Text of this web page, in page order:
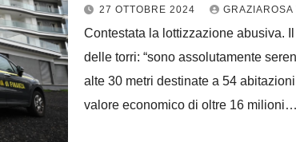
27 OTTOBRE 2024
Contestata la lottizzazione abusiva.
delle torri: “sono assolutamente
alte 30 metri destinate a 54
valore economico di oltre 16 milioni…